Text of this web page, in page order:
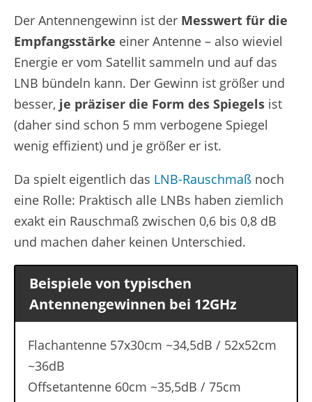
Der Antennengewinn ist der Messwert für die
Empfangsstärke einer Antenne – also wieviel
Energie er vom Satellit sammeln und auf das
LNB bündeln kann. Der Gewinn ist größer und
besser, je präziser die Form des Spiegels ist
(daher sind schon 5 mm verbogene Spiegel
wenig effizient) und je größer er ist.
Da spielt eigentlich das LNB-Rauschmaß noch
eine Rolle: Praktisch alle LNBs haben ziemlich
exakt ein Rauschmaß zwischen 0,6 bis 0,8 dB
und machen daher keinen Unterschied.
Beispiele von typischen
Antennengewinnen bei 12GHz
Flachantenne 57x30cm ~34,5dB / 52x52cm
~36dB
Offsetantenne 60cm ~35,5dB / 75cm